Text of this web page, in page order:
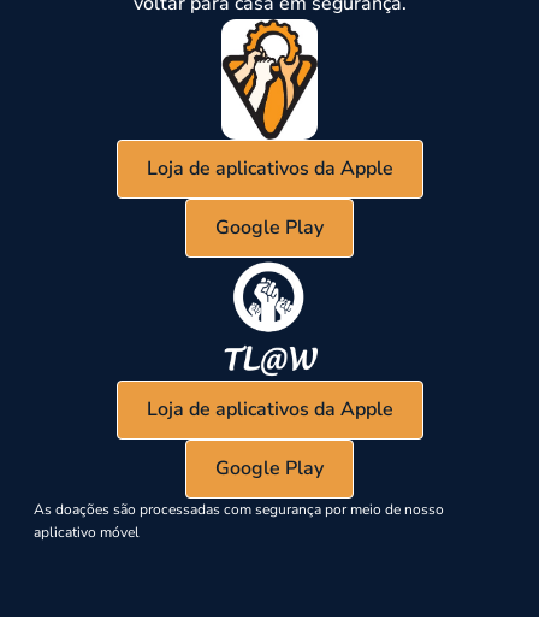
Loja de aplicativos da Apple
Google Play
Loja de aplicativos da Apple
Google Play
As doações são processadas com segurança por meio de nosso
aplicativo móvel